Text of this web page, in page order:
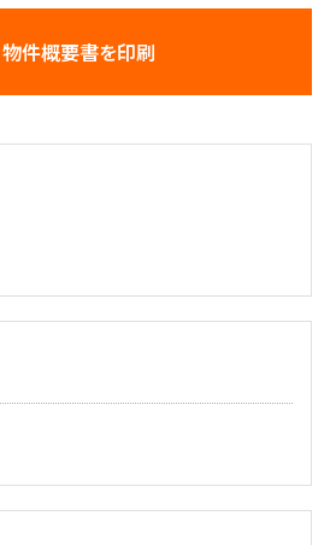
物件概要書を印刷